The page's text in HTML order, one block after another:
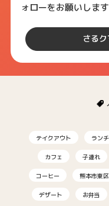
ォローをお願いします
さる
テイクアウト ランチ
カフェ 子連れ
コーヒー 熊本市東区
デザート お弁当